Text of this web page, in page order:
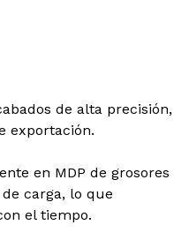
de alta precisión,
exportación.
en MDP de grosores
carga, lo que
el tiempo.